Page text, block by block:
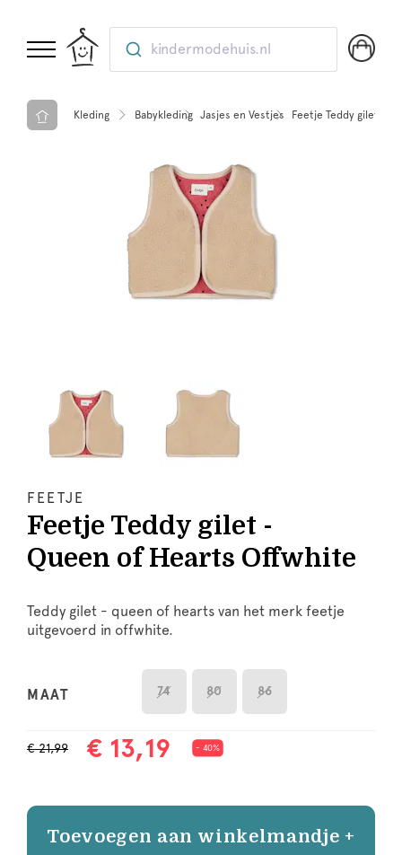
kindermodehuis.nl
Kleding Babykleding Jasjes en Vestjes Feetje Teddy gilet -
FEETJE
Feetje Teddy gilet -
Queen of Hearts Offwhite
Teddy gilet - queen of hearts van het merk feetje
uitgevoerd in offwhite.
MAAT 74 80 86
€ 21,99 € 13,19 - 40%
Toevoegen aan winkelmandje +